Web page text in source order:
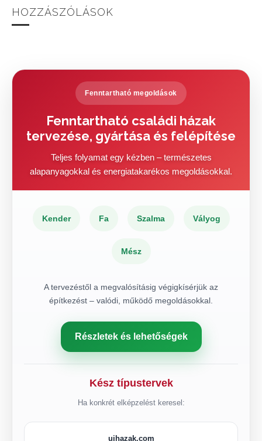
HOZZÁSZÓLÁSOK
Fenntartható megoldások
Fenntartható családi házak
tervezése, gyártása és felépítése
Teljes folyamat egy kézben – természetes
alapanyagokkal és energiatakarékos megoldásokkal.
Kender Fa Szalma Vályog
Mész
A tervezéstől a megvalósításig végigkísérjük az
építkezést – valódi, működő megoldásokkal.
Részletek és lehetőségek
Kész típustervek
Ha konkrét elképzelést keresel:
ujhazak.com